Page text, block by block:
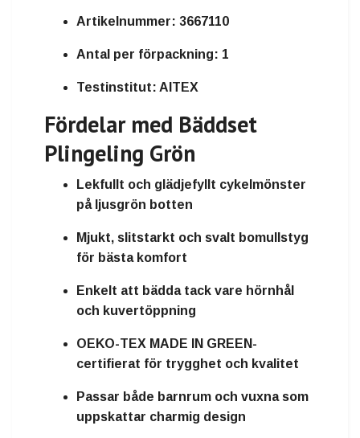
Artikelnummer: 3667110
Antal per förpackning: 1
Testinstitut: AITEX
Fördelar med Bäddset
Plingeling Grön
Lekfullt och glädjefyllt cykelmönster
på ljusgrön botten
Mjukt, slitstarkt och svalt bomullstyg
för bästa komfort
Enkelt att bädda tack vare hörnhål
och kuvertöppning
OEKO-TEX MADE IN GREEN-
certifierat för trygghet och kvalitet
Passar både barnrum och vuxna som
uppskattar charmig design